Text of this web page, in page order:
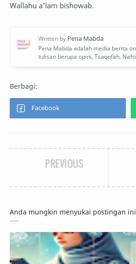
Wallahu a'lam bishowab.
PREVIOUS
Anda mungkin menyukai postingan ini